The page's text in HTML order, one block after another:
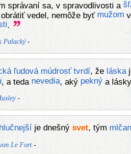
správaní sa, v spravodlivosti a
vedel, nemôže byť mužom
Palacký-
ľudová múdrosť tvrdí, že láska
, a teda nevedia, aký peknýa
-
hlučnejšíje dnešný svet, tým
Le Fort-